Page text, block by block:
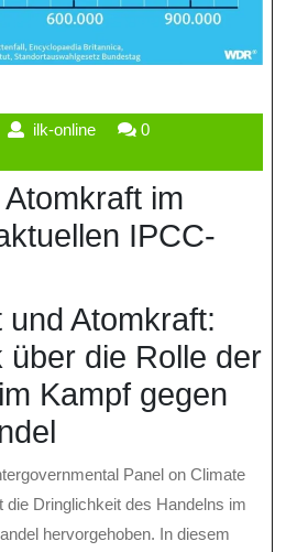
ilk-onlineilk-
0
im
IPCC-
Atomkraft:
über die Rolle der
Kampf gegen
Panel on Climate
die Dringlichkeit des Handelns im
hervorgehoben. In diesem